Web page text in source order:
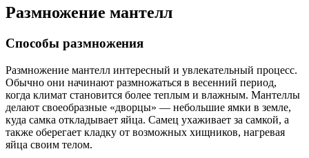
Размножение мантелл
Способы размножения
Размножение мантелл интересный и увлекательный процесс.
Обычно они начинают размножаться в весенний период,
когда климат становится более теплым и влажным. Мантеллы
делают своеобразные «дворцы» — небольшие ямки в земле,
куда самка откладывает яйца. Самец ухаживает за самкой, а
также оберегает кладку от возможных хищников, нагревая
яйца своим телом.